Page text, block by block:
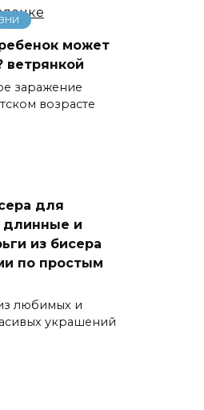
может
ветрянкой
заражение
возрасте
для
длинные и
из бисера
по простым
любимых и
украшений